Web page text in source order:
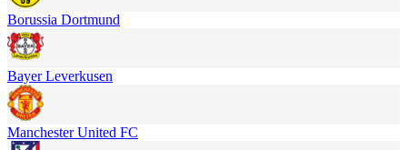
Borussia Dortmund
Bayer Leverkusen
Manchester United FC